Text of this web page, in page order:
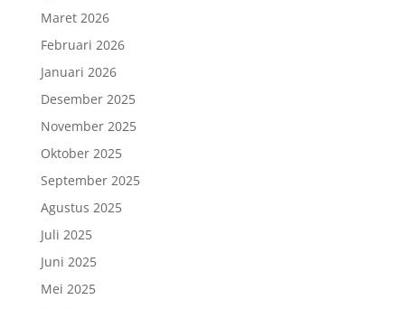
Maret 2026
Februari 2026
Januari 2026
Desember 2025
November 2025
Oktober 2025
September 2025
Agustus 2025
Juli 2025
Juni 2025
Mei 2025